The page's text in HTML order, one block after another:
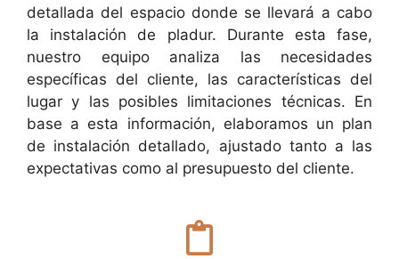
detallada del espacio donde se llevará a cabo
la instalación de pladur. Durante esta fase,
nuestro equipo analiza las necesidades
específicas del cliente, las características del
lugar y las posibles limitaciones técnicas. En
base a esta información, elaboramos un plan
de instalación detallado, ajustado tanto a las
expectativas como al presupuesto del cliente.